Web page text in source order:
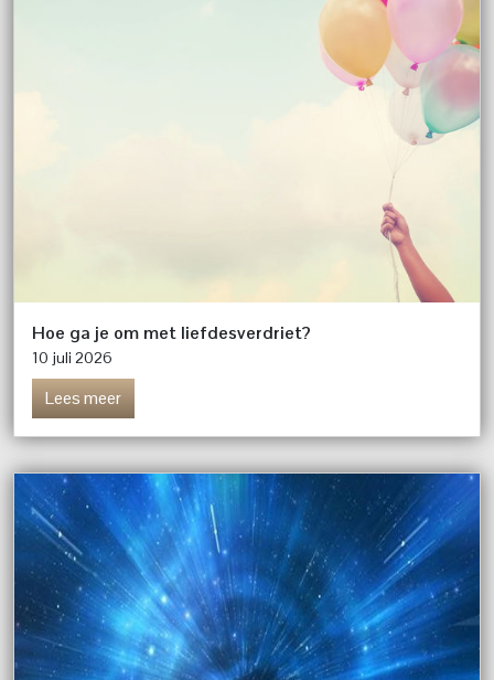
Hoe ga je om met liefdesverdriet?
10 juli 2026
Lees meer